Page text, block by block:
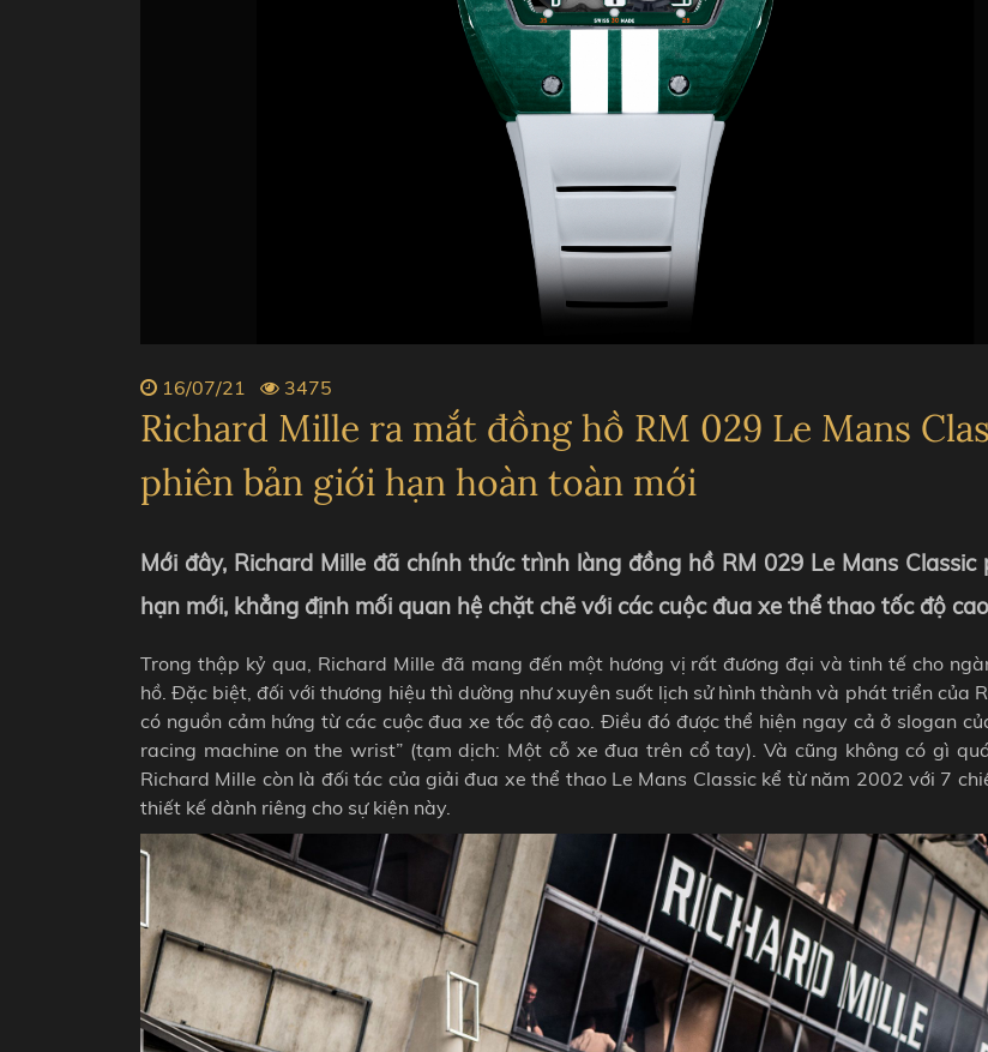
PIAGET
CHANEL
16/07/21 3475
Richard Mille ra mắt đồng hồ RM 029 Le Mans
phiên bản giới hạn hoàn toàn mới
Mới đây, Richard Mille đã chính thức trình làng đồng hồ RM 029 Le Mans Classic
hạn mới, khẳng định mối quan hệ chặt chẽ với các cuộc đua xe thể thao tốc độ
Trong thập kỷ qua, Richard Mille đã mang đến một hương vị rất đương đại và tinh tế cho
hồ. Đặc biệt, đối với thương hiệu thì dường như xuyên suốt lịch sử hình thành và phát triển của
có nguồn cảm hứng từ các cuộc đua xe tốc độ cao. Điều đó được thể hiện ngay cả ở slogan
racing machine on the wrist” (tạm dịch: Một cỗ xe đua trên cổ tay). Và cũng không có gì
Richard Mille còn là đối tác của giải đua xe thể thao Le Mans Classic kể từ năm 2002 với 7
thiết kế dành riêng cho sự kiện này.